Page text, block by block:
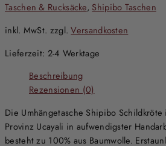
Taschen & Rucksäcke, Shipibo Taschen
inkl. MwSt. zzgl.Versandkosten
Lieferzeit: 2-4 Werktage
Beschreibung
Rezensionen (0)
Die Umhängetasche Shipibo
Provinz Ucayali in aufwendigster
besteht zu 100% aus Baumwolle.